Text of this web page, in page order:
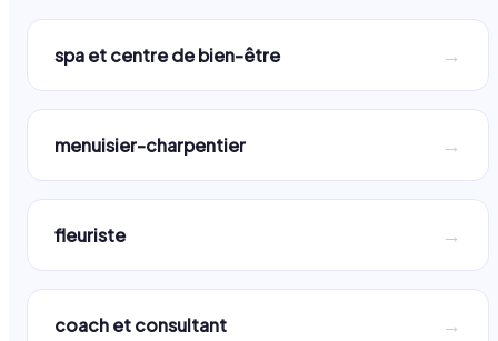
spa et centre de bien-être →
menuisier-charpentier →
fleuriste →
coach et consultant →